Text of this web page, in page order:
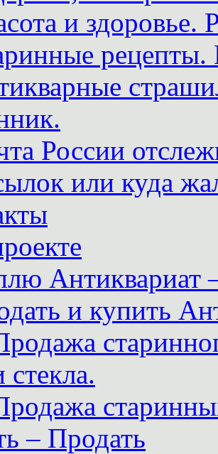
и здоровье.
рецепты.
России
или куда
Антиквариат
и купить
стекла.
– Продать